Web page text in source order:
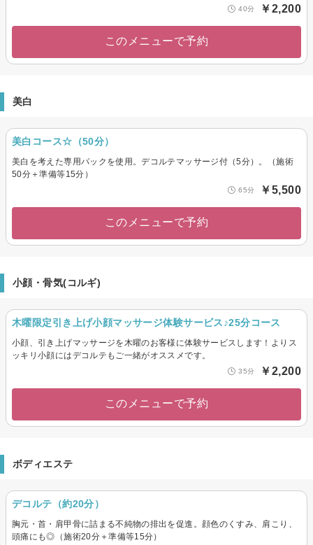
40分 ￥2,200
このメニューで予約
美白
美白コース☆（50分）
美白を考えた専用パックを使用。デコルテマッサージ付（5分）。（施術
50分＋準備等15分）
65分 ￥5,500
このメニューで予約
小顔・骨気(コルギ)
木曜限定引き上げ小顔マッサージ体験サービス♪25分コース
小顔、引き上げマッサージを木曜のお客様に体験サービスします！よりス
ッキリ小顔にはデコルテもご一緒がオススメです。
35分 ￥2,200
このメニューで予約
ボディエステ
デコルテ（約20分）
胸元・首・肩甲骨に詰まる不純物の排出を促進。顔色のくすみ、肩こり、
頭痛にも◎（施術20分＋準備等15分）